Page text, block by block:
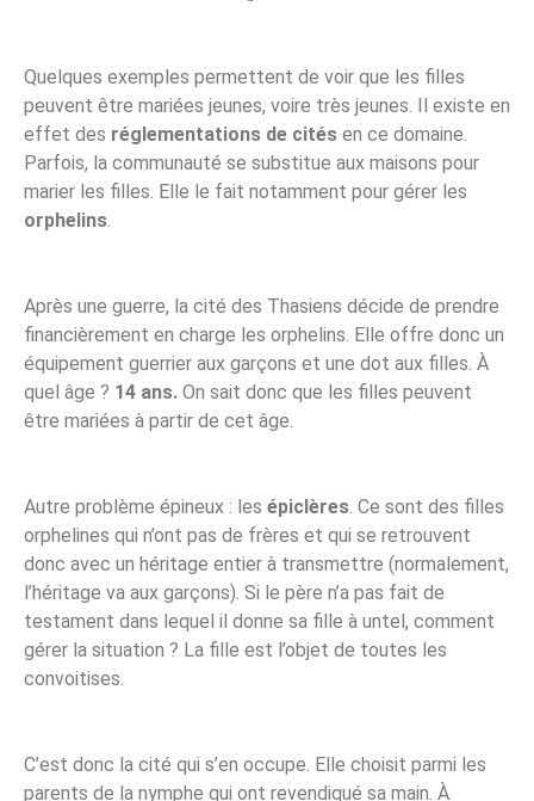
Quelques exemples permettent de voir que les filles
peuvent être mariées jeunes, voire très jeunes. Il existe en
effet des réglementations de cités en ce domaine.
Parfois, la communauté se substitue aux maisons pour
marier les filles. Elle le fait notamment pour gérer les
orphelins.
Après une guerre, la cité des Thasiens décide de prendre
financièrement en charge les orphelins. Elle offre donc un
équipement guerrier aux garçons et une dot aux filles. À
quel âge ? 14 ans. On sait donc que les filles peuvent
être mariées à partir de cet âge.
Autre problème épineux : les épiclères. Ce sont des filles
orphelines qui n’ont pas de frères et qui se retrouvent
donc avec un héritage entier à transmettre (normalement,
l’héritage va aux garçons). Si le père n’a pas fait de
testament dans lequel il donne sa fille à untel, comment
gérer la situation ? La fille est l’objet de toutes les
convoitises.
C’est donc la cité qui s’en occupe. Elle choisit parmi les
parents de la nymphe qui ont revendiqué sa main. À